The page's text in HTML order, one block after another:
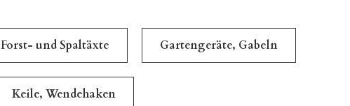
Forst- und Spaltäxte Gartengeräte, Gabeln
Keile, Wendehaken